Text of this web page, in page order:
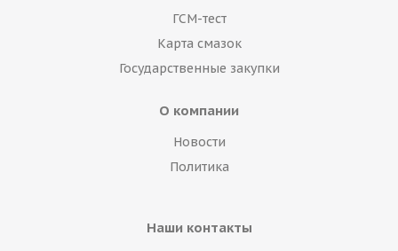
ГСМ-тест
Карта смазок
Государственные закупки
О компании
Новости
Политика
Наши контакты